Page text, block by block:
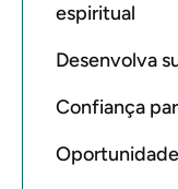
espiritual
Desenvolva
Confiança